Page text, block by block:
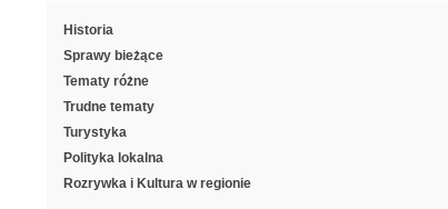
Historia
Sprawy bieżące
Tematy różne
Trudne tematy
Turystyka
Polityka lokalna
Rozrywka i Kultura w regionie